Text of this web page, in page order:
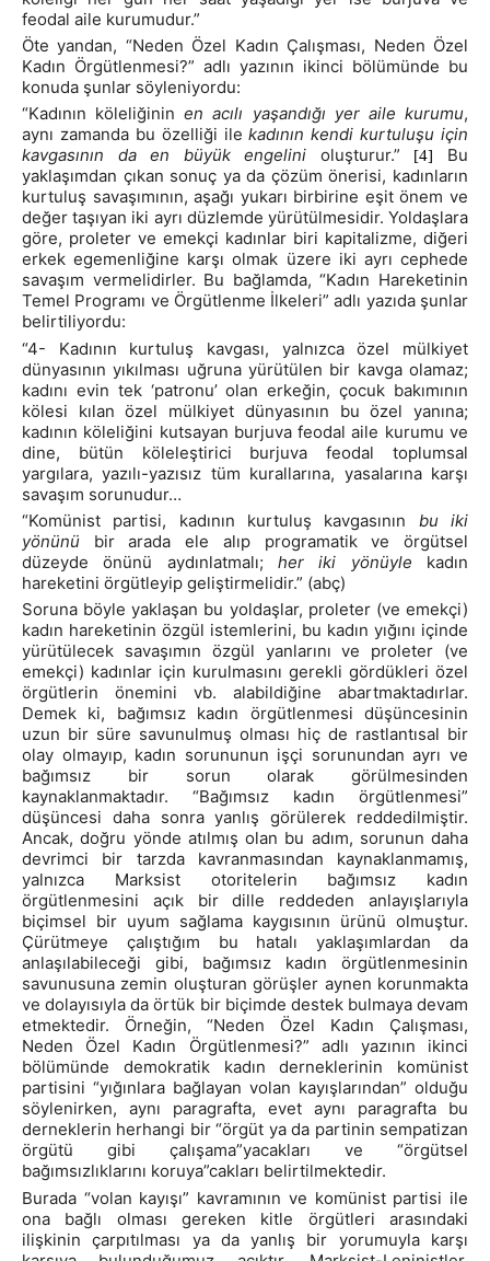
feodal aile kurumudur.”
Öte yandan, “Neden Özel Kadın Çalışması, Neden Özel
Kadın Örgütlenmesi?” adlı yazının ikinci bölümünde bu
konuda şunlar söyleniyordu:
“Kadının köleliğininen acılı yaşandığı yer aile kurumu,
aynı zamanda bu özelliği ilekadının kendi kurtuluşu için
kavgasının da en büyük engelini oluşturur.” [4]
Bu
yaklaşımdan çıkan sonuç ya da çözüm önerisi, kadınların
kurtuluş savaşımının, aşağı yukarı birbirine eşit önem ve
değer taşıyan iki ayrı düzlemde yürütülmesidir. Yoldaşlara
göre, proleter ve emekçi kadınlar biri kapitalizme, diğeri
erkek egemenliğine karşı olmak üzere iki ayrı cephede
savaşım vermelidirler. Bu bağlamda, “Kadın Hareketinin
Temel Programı ve Örgütlenme İlkeleri” adlı yazıda şunlar
belirtiliyordu:
“4- Kadının kurtuluş kavgası, yalnızca özel mülkiyet
dünyasının yıkılması uğruna yürütülen bir kavga olamaz;
kadını evin tek ‘patronu’ olan erkeğin, çocuk bakımının
kölesi kılan özel mülkiyet dünyasının bu özel yanına;
kadının köleliğini kutsayan burjuva feodal aile kurumu ve
dine, bütün köleleştirici burjuva feodal toplumsal
yargılara, yazılı-yazısız tüm kurallarına, yasalarına karşı
savaşım sorunudur…
“Komünist partisi, kadının kurtuluş kavgasının bu iki
yönünü bir arada ele alıp programatik ve örgütsel
düzeyde önünü aydınlatmalı; her iki yönüyle kadın
hareketini örgütleyip geliştirmelidir.” (abç)
Soruna böyle yaklaşan bu yoldaşlar, proleter (ve emekçi)
kadın hareketinin özgül istemlerini, bu kadın yığını içinde
yürütülecek savaşımın özgül yanlarını ve proleter (ve
emekçi) kadınlar için kurulmasını gerekli gördükleri özel
örgütlerin önemini vb. alabildiğine abartmaktadırlar.
Demek ki, bağımsız kadın örgütlenmesi düşüncesinin
uzun bir süre savunulmuş olması hiç de rastlantısal bir
olay olmayıp, kadın sorununun işçi sorunundan ayrı ve
bağımsız bir sorun olarak görülmesinden
kaynaklanmaktadır. “Bağımsız kadın örgütlenmesi”
düşüncesi daha sonra yanlış görülerek reddedilmiştir.
Ancak, doğru yönde atılmış olan bu adım, sorunun daha
devrimci bir tarzda kavranmasından kaynaklanmamış,
yalnızca Marksist otoritelerin bağımsız kadın
örgütlenmesini açık bir dille reddeden anlayışlarıyla
biçimsel bir uyum sağlama kaygısının ürünü olmuştur.
Çürütmeye çalıştığım bu hatalı yaklaşımlardan da
anlaşılabileceği gibi, bağımsız kadın örgütlenmesinin
savunusuna zemin oluşturan görüşler aynen korunmakta
ve dolayısıyla da örtük bir biçimde destek bulmaya devam
etmektedir. Örneğin, “Neden Özel Kadın Çalışması,
Neden Özel Kadın Örgütlenmesi?” adlı yazının ikinci
bölümünde demokratik kadın derneklerinin komünist
partisini “yığınlara bağlayan volan kayışlarından” olduğu
söylenirken, aynı paragrafta, evet aynı paragrafta bu
derneklerin herhangi bir “örgüt ya da partinin sempatizan
örgütü gibi çalışama”yacakları ve “örgütsel
bağımsızlıklarını koruya”cakları belirtilmektedir.
Burada “volan kayışı” kavramının ve komünist partisi ile
ona bağlı olması gereken kitle örgütleri arasındaki
ilişkinin çarpıtılması ya da yanlış bir yorumuyla karşı